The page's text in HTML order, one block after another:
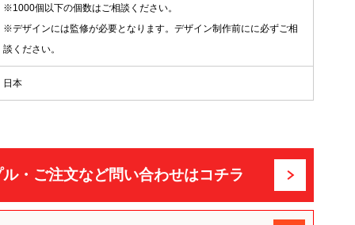
※1000個以下の個数はご相談ください。
※デザインには監修が必要となります。デザイン制作前にに必ずご相
談ください。
日本
・ご注文など問い合わせはコチラ